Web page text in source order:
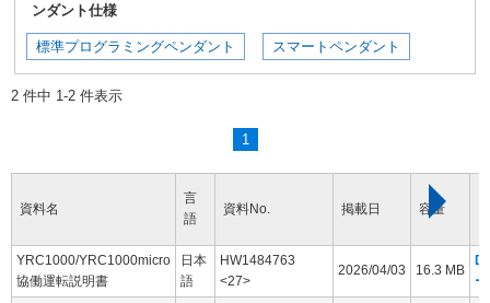
ンダント仕様
標準プログラミングペンダント スマートペンダント
2 件中 1-2 件表示
1
資料名
言
語
資料No. 掲載日 容量
YRC1000/YRC1000micro
協働運転説明書
日本
語
HW1484763
<27>
2026/04/03 16.3 MB